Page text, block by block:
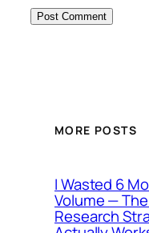
MORE POSTS
I Wasted 6
Volume —
Research